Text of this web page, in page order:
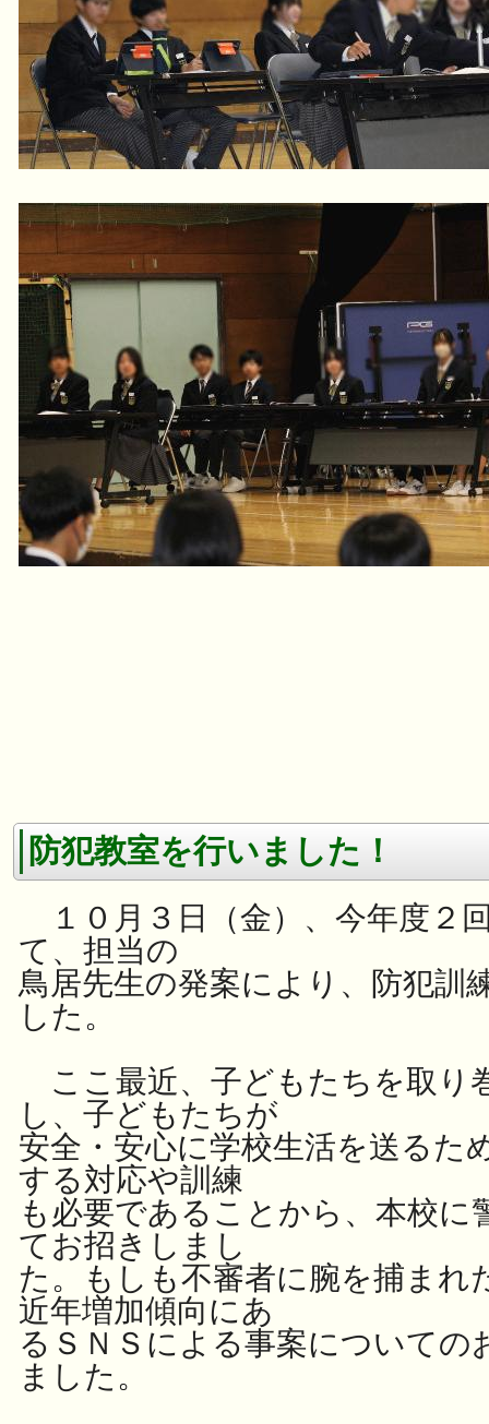
防犯教室を行いました！
１０月３日（金）、今年度２
て、担当の
鳥居先生の発案により、防犯訓
した。
ここ最近、子どもたちを取り
し、子どもたちが
安全・安心に学校生活を送るた
する対応や訓練
も必要であることから、本校に
てお招きしまし
た。も しも不審者に腕を捕まれ
近年増加傾向にあ
るＳＮ Ｓによる事案についての
ました。